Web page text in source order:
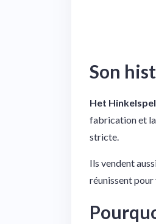
Son
Het Hinkelspel
fabrication et la
stricte.
Ils vendent
réunissent